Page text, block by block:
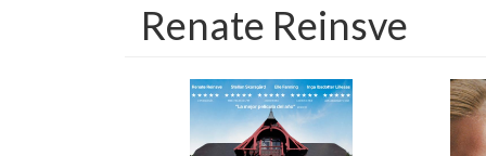
Renate Reinsve